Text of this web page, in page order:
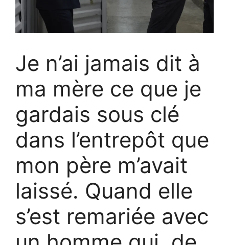
Je n’ai jamais dit à
ma mère ce que je
gardais sous clé
dans l’entrepôt que
mon père m’avait
laissé. Quand elle
s’est remariée avec